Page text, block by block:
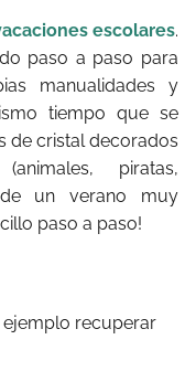
escolares.
paso a paso para
manualidades y
tiempo que se
de cristal decorados
piratas,
de un verano muy
paso a paso!
ejemplo recuperar